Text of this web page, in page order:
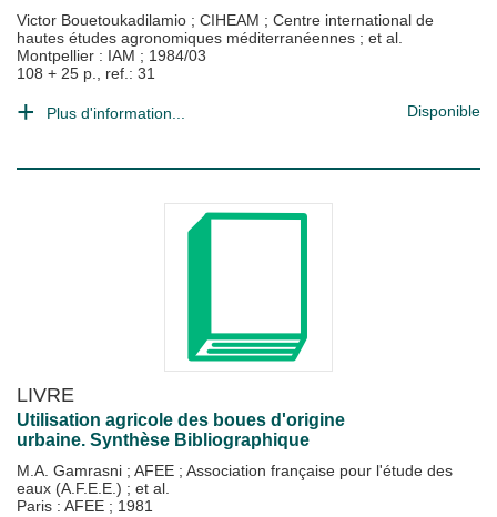
Victor Bouetoukadilamio ; CIHEAM ; Centre international de
hautes études agronomiques méditerranéennes ; et al.
Montpellier : IAM ; 1984/03
108 + 25 p., ref.: 31
Plus d'information... Disponible
LIVRE
Utilisation agricole des boues d'origine
urbaine. Synthèse Bibliographique
M.A. Gamrasni ; AFEE ; Association française pour l'étude des
eaux (A.F.E.E.) ; et al.
Paris : AFEE ; 1981